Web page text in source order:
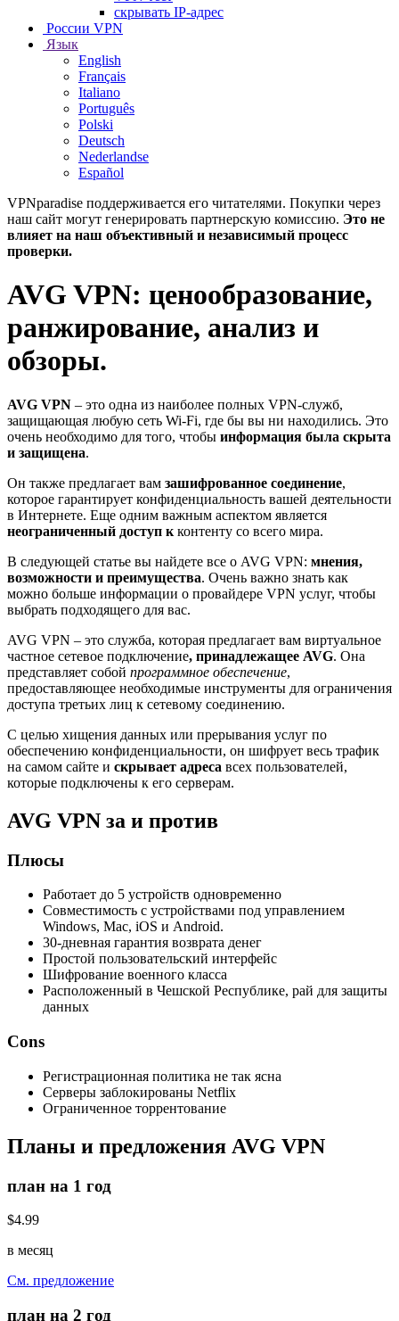
скрывать IP-адрес
России VPN
Язык
English
Français
Italiano
Português
Polski
Deutsch
Nederlandse
Español
VPNparadise поддерживается его читателями. Покупки через
наш сайт могут генерировать партнерскую комиссию. Это не
влияет на наш объективный и независимый процесс
проверки.
AVG VPN: ценообразование,
ранжирование, анализ и
обзоры.
AVG VPN – это одна из наиболее полных VPN-служб,
защищающая любую сеть Wi-Fi, где бы вы ни находились. Это
очень необходимо для того, чтобы информация была скрыта
и защищена.
Он также предлагает вам зашифрованное соединение,
которое гарантирует конфиденциальность вашей деятельности
в Интернете. Еще одним важным аспектом является
неограниченный доступ к контенту со всего мира.
В следующей статье вы найдете все о AVG VPN: мнения,
возможности и преимущества. Очень важно знать как
можно больше информации о провайдере VPN услуг, чтобы
выбрать подходящего для вас.
AVG VPN – это служба, которая предлагает вам виртуальное
частное сетевое подключение, принадлежащее AVG. Она
представляет собой программное обеспечение,
предоставляющее необходимые инструменты для ограничения
доступа третьих лиц к сетевому соединению.
С целью хищения данных или прерывания услуг по
обеспечению конфиденциальности, он шифрует весь трафик
на самом сайте и скрывает адреса всех пользователей,
которые подключены к его серверам.
AVG VPN за и против
Плюсы
Работает до 5 устройств одновременно
Совместимость с устройствами под управлением
Windows, Mac, iOS и Android.
30-дневная гарантия возврата денег
Простой пользовательский интерфейс
Шифрование военного класса
Расположенный в Чешской Республике, рай для защиты
данных
Cons
Регистрационная политика не так ясна
Серверы заблокированы Netflix
Ограниченное торрентование
Планы и предложения AVG VPN
план на 1 год
$4.99
в месяц
См. предложение
план на 2 год